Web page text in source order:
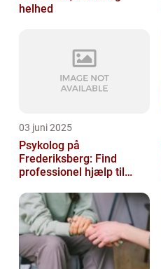
helhed
03 juni 2025
Psykolog på
Frederiksberg: Find
professionel hjælp til